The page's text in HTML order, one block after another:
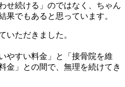
せ続ける」のではなく、ちゃん
果でもあると思っています。
いただきました。
やすい料金」と「接骨院を維
金」との間で、無理を続けてき